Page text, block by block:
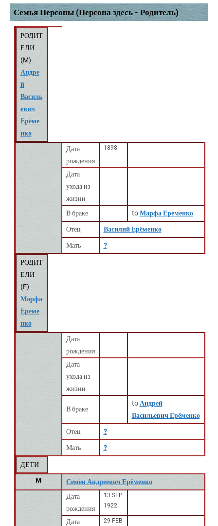
Семья Персоны (Персона здесь - Родитель)
РОДИТ
ЕЛИ
(M)
Андре
й
Василь
евич
Ерёме
нко
Дата
рождения
1898
Дата
ухода из
жизни
В браке
toМарфа Еременко
Отец Василий Ерёменко
Мать ?
РОДИТ
ЕЛИ
(F)
Марфа
Ереме
нко
Дата
рождения
Дата
ухода из
жизни
В браке
to Андрей
Васильевич Ерёменко
Отец ?
Мать ?
ДЕТИ
M
Семён Андреевич Ерёменко
Дата
рождения
13 SEP
1922
Дата
29 FEB